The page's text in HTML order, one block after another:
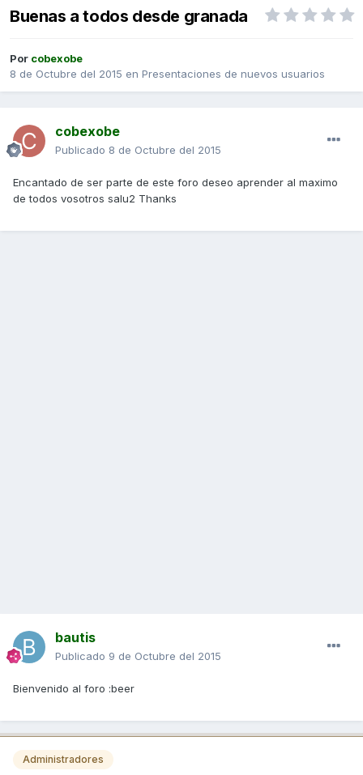
Buenas a todos desde granada
Por cobexobe
8 de Octubre del 2015 en Presentaciones de nuevos usuarios
cobexobe
Publicado 8 de Octubre del 2015
Encantado de ser parte de este foro deseo aprender al maximo
de todos vosotros salu2 Thanks
bautis
Publicado 9 de Octubre del 2015
Bienvenido al foro :beer
Administradores